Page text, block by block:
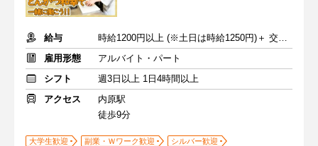
給与
時給1200円以上 (※土日は時給1250円)＋ 交通費
雇用形態
アルバイト・パート
シフト
週3日以上 1日4時間以上
アクセス
内原駅
徒歩9分
大学生歓迎 副業・Ｗワーク歓迎
シルバー歓迎